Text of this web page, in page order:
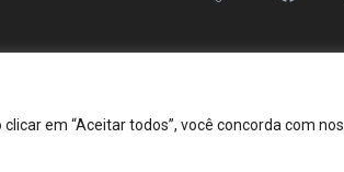
em “Aceitar todos”, você concorda com